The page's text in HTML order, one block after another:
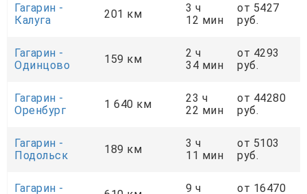
Гагарин -
Калуга
201 км
3 ч
12 мин
от 5427
руб.
Гагарин -
Одинцово
159 км
2 ч
34 мин
от 4293
руб.
Гагарин -
Оренбург
1 640 км
23 ч
22 мин
от 44280
руб.
Гагарин -
Подольск
189 км
3 ч
11 мин
от 5103
руб.
Гагарин -
9 ч
от 16470